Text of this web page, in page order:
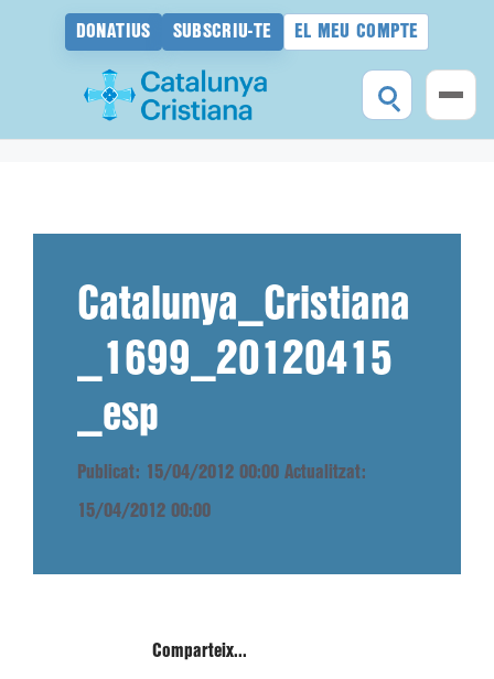
DONATIUS SUBSCRIU-TE EL MEU COMPTE
Catalunya_Cristiana
_1699_20120415
_esp
Publicat: 15/04/2012 00:00 Actualitzat:
15/04/2012 00:00
Comparteix...